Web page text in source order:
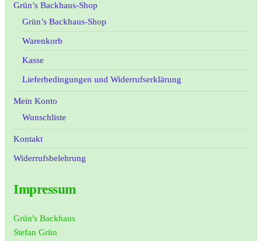
Grün’s Backhaus-Shop
Grün’s Backhaus-Shop
Warenkorb
Kasse
Lieferbedingungen und Widerrufserklärung
Mein Konto
Wunschliste
Kontakt
Widerrufsbelehrung
Impressum
Grün's Backhaus
Stefan Grün